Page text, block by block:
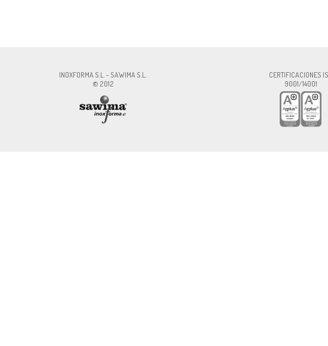
INOXFORMA S.L. - SAWIMA S.L.
© 2012
CERTIFICACIONES
9001/14001